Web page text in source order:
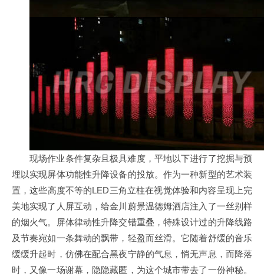
现场作业条件复杂且极具难度，平地以下进行了挖掘与预
埋以实现屏体功能性升降设备的投放。作为一种新型的艺术装
置，这些高度不等的LED三角立柱在视觉体验和内容呈现上完
美地实现了人屏互动，给金川蔚景温德姆酒店注入了一丝别样
的烟火气。屏体律动性升降交错重叠，特殊设计过的升降线路
及节奏宛如一条舞动的飘带，轻盈而丝滑。它随着舒缓的音乐
缓缓升起时，仿佛在配合黑夜宁静的气息，悄无声息，而降落
时，又像一场谢幕，隐隐藏匿，为这个城市带去了一份神秘。